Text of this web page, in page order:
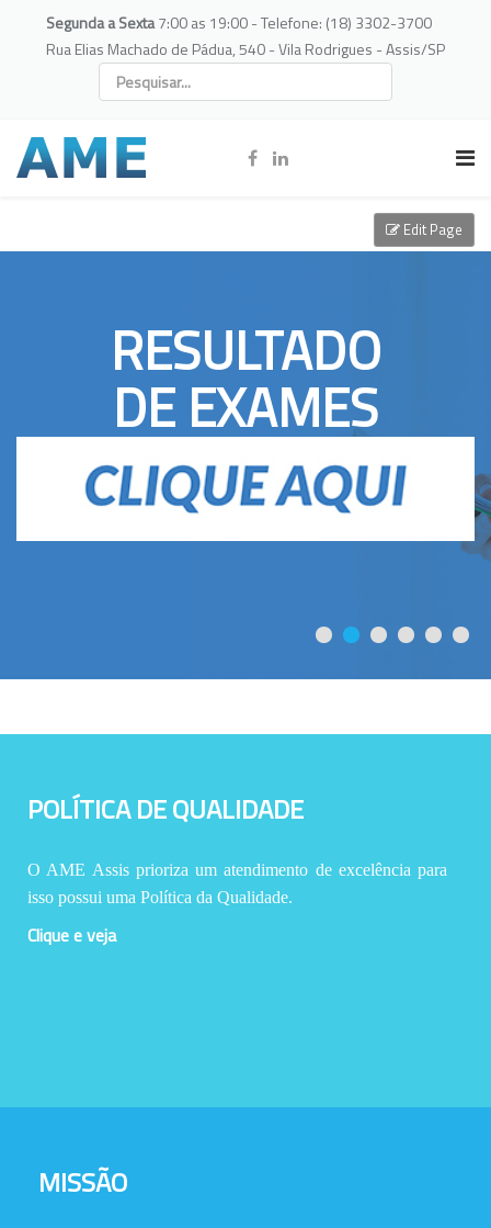
Segunda a Sexta7:00 as 19:00 - Telefone: (18) 3302-3700
Rua Elias Machado de Pádua, 540 - Vila Rodrigues - Assis/SP
RESULTADO
DE EXAMES
POLÍTICA DE QUALIDADE
O AME Assis prioriza um atendimento de excelência para
isso possui uma Política da Qualidade.
Clique e veja
MISSÃO
Edit Page